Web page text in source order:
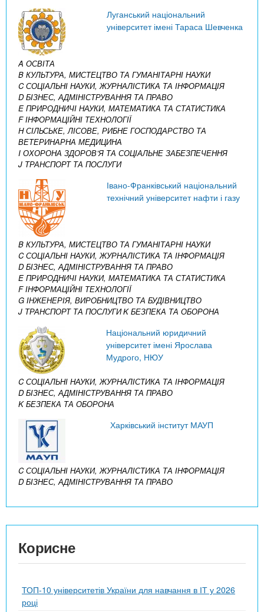
Луганський національний
університет імені Тараса Шевченка
A ОСВІТА
B КУЛЬТУРА, МИСТЕЦТВО ТА ГУМАНІТАРНІ НАУКИ
C СОЦІАЛЬНІ НАУКИ, ЖУРНАЛІСТИКА ТА ІНФОРМАЦІЯ
D БІЗНЕС, АДМІНІСТРУВАННЯ ТА ПРАВО
E ПРИРОДНИЧІ НАУКИ, МАТЕМАТИКА ТА СТАТИСТИКА
F ІНФОРМАЦІЙНІ ТЕХНОЛОГІЇ
H СІЛЬСЬКЕ, ЛІСОВЕ, РИБНЕ ГОСПОДАРСТВО ТА
ВЕТЕРИНАРНА МЕДИЦИНА
I ОХОРОНА ЗДОРОВ’Я ТА СОЦІАЛЬНЕ ЗАБЕЗПЕЧЕННЯ
J ТРАНСПОРТ ТА ПОСЛУГИ
Івано-Франківський національний
технічний університет нафти і газу
B КУЛЬТУРА, МИСТЕЦТВО ТА ГУМАНІТАРНІ НАУКИ
C СОЦІАЛЬНІ НАУКИ, ЖУРНАЛІСТИКА ТА ІНФОРМАЦІЯ
D БІЗНЕС, АДМІНІСТРУВАННЯ ТА ПРАВО
E ПРИРОДНИЧІ НАУКИ, МАТЕМАТИКА ТА СТАТИСТИКА
F ІНФОРМАЦІЙНІ ТЕХНОЛОГІЇ
G ІНЖЕНЕРІЯ, ВИРОБНИЦТВО ТА БУДІВНИЦТВО
J ТРАНСПОРТ ТА ПОСЛУГИK БЕЗПЕКА ТА ОБОРОНА
Національний юридичний
університет імені Ярослава
Мудрого, НЮУ
C СОЦІАЛЬНІ НАУКИ, ЖУРНАЛІСТИКА ТА ІНФОРМАЦІЯ
D БІЗНЕС, АДМІНІСТРУВАННЯ ТА ПРАВО
K БЕЗПЕКА ТА ОБОРОНА
Харківський інститут МАУП
C СОЦІАЛЬНІ НАУКИ, ЖУРНАЛІСТИКА ТА ІНФОРМАЦІЯ
D БІЗНЕС, АДМІНІСТРУВАННЯ ТА ПРАВО
Корисне
ТОП-10 університетів України для навчання в ІТ у 2026
році